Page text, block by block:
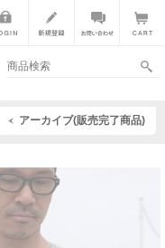
アーカイブ(販売完了商品)